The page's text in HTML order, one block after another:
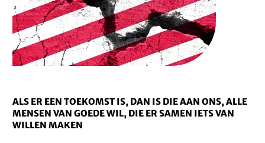
ALS ER EEN TOEKOMST IS, DAN IS DIE AAN ONS, ALLE
MENSEN VAN GOEDE WIL, DIE ER SAMEN IETS VAN
WILLEN MAKEN